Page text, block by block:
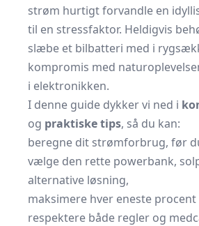
strøm hurtigt forvandle en
til en stressfaktor. Heldigvis
slæbe et bilbatteri med i
kompromis med
i elektronikken.
I denne guide dykker vi ned i
og praktiske tips, så du kan:
beregne dit strømforbrug, før
vælge den rette powerbank,
alternative løsning,
maksimere hver eneste
respektere både regler og